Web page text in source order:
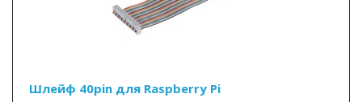
Шлейф 40pin для Raspberry Pi